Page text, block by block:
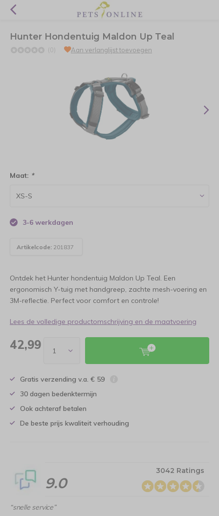
Hunter Hondentuig Maldon Up Teal
(0) Aan verlanglijst toevoegen
Maat: *
3-6 werkdagen
Artikelcode: 201837
Ontdek het Hunter hondentuig Maldon Up Teal. Een
ergonomisch Y-tuig met handgreep, zachte mesh-voering en
3M-reflectie. Perfect voor comfort en controle!
Lees de volledige productomschrijving en de maatvoering
42,99
Gratis verzending v.a. € 59
30 dagen bedenktermijn
Ook achteraf betalen
De beste prijs kwaliteit verhouding
9.0
3042 Ratings
“snelle service”